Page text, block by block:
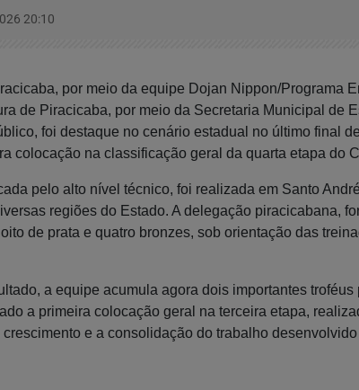
20:10
por meio da equipe Dojan Nippon/Programa
de Piracicaba, por meio da Secretaria Municipal de
foi destaque no cenário estadual no último final
colocação na classificação geral da quarta etapa do
pelo alto nível técnico, foi realizada em Santo
regiões do Estado. A delegação piracicabana,
de prata e quatro bronzes, sob orientação das
a equipe acumula agora dois importantes
a primeira colocação geral na terceira etapa,
crescimento e a consolidação do trabalho